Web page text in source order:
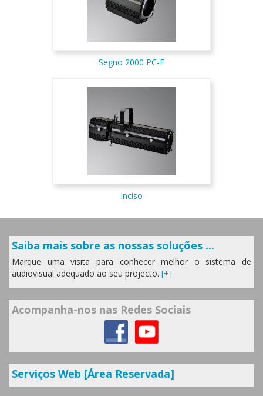
Segno 2000 PC-F
Inciso
Saiba mais sobre as nossas soluções ...
Marque uma visita para conhecer melhor o sistema de
audiovisual adequado ao seu projecto. [+]
Acompanha-nos nas Redes Sociais
Serviços Web [Área Reservada]